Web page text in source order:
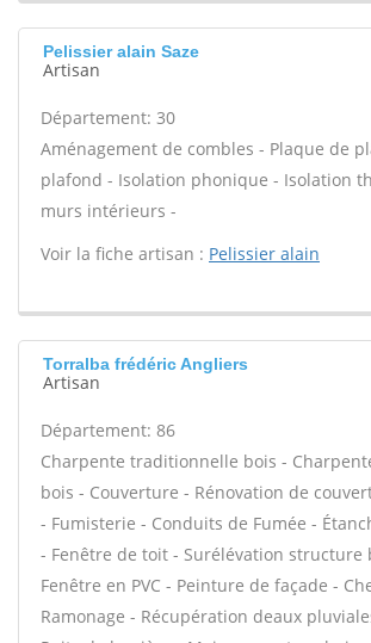
Pelissier alain Saze
Artisan
Département: 30
Aménagement de combles - Plaque de
plafond - Isolation phonique - Isolation
murs intérieurs -
Voir la fiche artisan : Pelissier alain
Torralba frédéric Angliers
Artisan
Département: 86
Charpente traditionnelle bois -
bois - Couverture - Rénovation de
- Fumisterie - Conduits de Fumée -
- Fenêtre de toit - Surélévation structure
Fenêtre en PVC - Peinture de façade -
Ramonage - Récupération deaux